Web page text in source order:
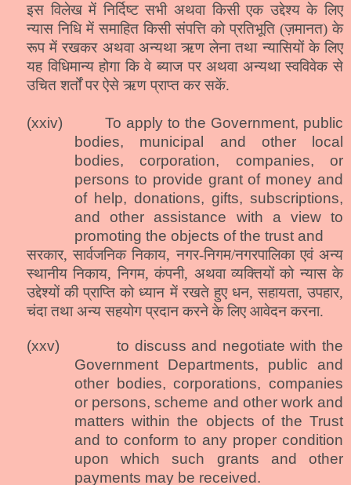
इस विलेख में निर्दिष्ट सभी अथवा किसी एक उद्देश्य के लिए
न्यास निधि में समाहित किसी संपत्ति को प्रतिभूति (ज़मानत) के
रूप में रखकर अथवा अन्यथा ऋण लेना तथा न्यासियों के लिए
यह विधिमान्य होगा कि वे ब्याज पर अथवा अन्यथा स्वविवेक से
उचित शर्तों पर ऐसे ऋण प्राप्त कर सकें.
(xxiv)
To apply to the Government, public
bodies, municipal and other local
bodies, corporation, companies, or
persons to provide grant of money and
of help, donations, gifts, subscriptions,
and other assistance with a view to
promoting the objects of the trust and
सरकार, सार्वजनिक निकाय, नगर-निगम/नगरपालिका एवं अन्य
स्थानीय निकाय, निगम, कंपनी, अथवा व्यक्तियों को न्यास के
उद्देश्यों की प्राप्ति को ध्यान में रखते हुए धन, सहायता, उपहार,
चंदा तथा अन्य सहयोग प्रदान करने के लिए आवेदन करना.
(xxv)
to discuss and negotiate with the
Government Departments, public and
other bodies, corporations, companies
or persons, scheme and other work and
matters within the objects of the Trust
and to conform to any proper condition
upon which such grants and other
payments may be received.